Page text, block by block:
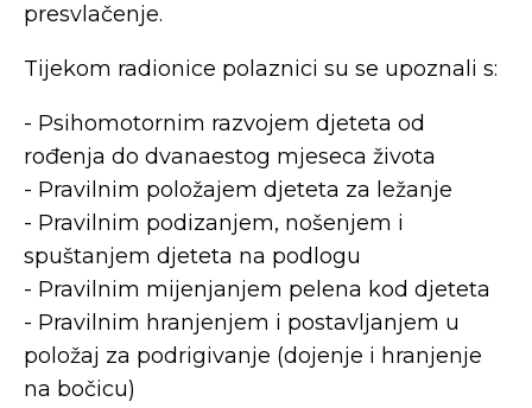
presvlačenje.
Tijekom radionice polaznici su se upoznali s:
- Psihomotornim razvojem djeteta od
rođenja do dvanaestog mjeseca života
- Pravilnim položajem djeteta za ležanje
- Pravilnim podizanjem, nošenjem i
spuštanjem djeteta na podlogu
- Pravilnim mijenjanjem pelena kod djeteta
- Pravilnim hranjenjem i postavljanjem u
položaj za podrigivanje (dojenje i hranjenje
na bočicu)